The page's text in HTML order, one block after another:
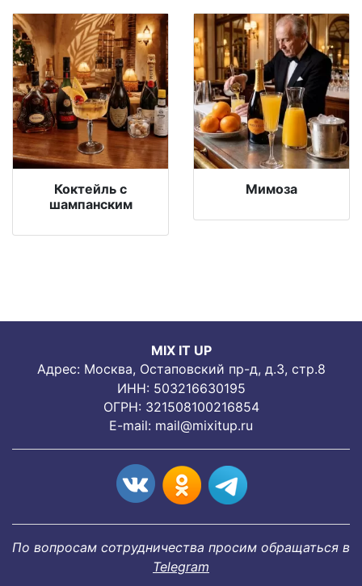
Коктейль с
шампанским
Мимоза
MIX IT UP
Адрес: Москва, Остаповский пр-д, д.3, стр.8
ИНН: 503216630195
ОГРН: 321508100216854
E-mail: mail@mixitup.ru
По вопросам сотрудничества просим обращаться в
Telegram